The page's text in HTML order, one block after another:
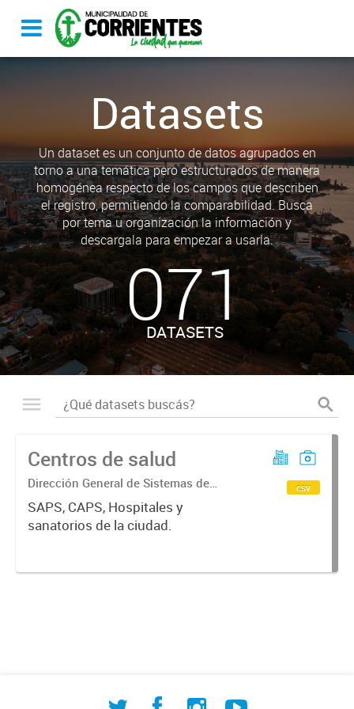
Datasets
Un dataset es un conjunto de datos agrupados en
torno a una temática pero estructurados de manera
homogénea respecto de los campos que describen
el registro, permitiendo la comparabilidad. Busca
por tema u organización la información y
descargala para empezar a usarla.
071
DATASETS
Centros de salud
Dirección General de Sistemas de
Información Geográfica
SAPS, CAPS, Hospitales y
sanatorios de la ciudad.
csv